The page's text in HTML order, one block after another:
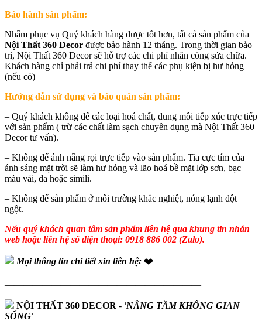
Bảo hành sản phẩm:
Nhằm phục vụ Quý khách hàng được tốt hơn, tất cả sản phẩm của
Nội Thất 360 Decor được bảo hành 12 tháng. Trong thời gian bảo
trì, Nội Thất 360 Decor sẽ hỗ trợ các chi phí nhân công sửa chữa.
Khách hàng chỉ phải trả chi phí thay thế các phụ kiện bị hư hỏng
(nếu có)
Hướng dẫn sử dụng và bảo quản sản phẩm:
– Quý khách không để các loại hoá chất, dung môi tiếp xúc trực tiếp
với sản phẩm ( trừ các chất làm sạch chuyên dụng mà Nội Thất 360
Decor tư vấn).
– Không để ánh nắng rọi trực tiếp vào sản phẩm. Tia cực tím của
ánh sáng mặt trời sẽ làm hư hỏng và lão hoá bề mặt lớp sơn, bạc
màu vải, da hoặc simili.
– Không để sản phẩm ở môi trường khắc nghiệt, nóng lạnh đột
ngột.
Nếu quý khách quan tâm sản phẩm liên hệ qua khung tin nhắn
web hoặc liên hệ số điện thoại: 0918 886 002 (Zalo).
Mọi thông tin chi tiết xin liên hệ: ❤️
—————————————————————
NỘI THẤT 360 DECOR - 'NÂNG TẦM KHÔNG GIAN
SỐNG'